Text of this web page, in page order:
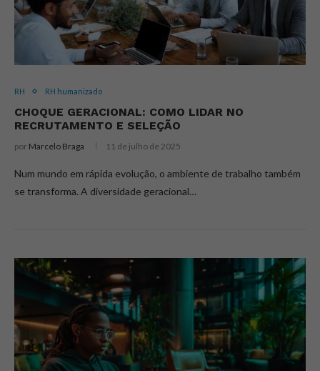
RH RH humanizado
CHOQUE GERACIONAL: COMO LIDAR NO
RECRUTAMENTO E SELEÇÃO
por Marcelo Braga 11 de julho de 2025
Num mundo em rápida evolução, o ambiente de trabalho também
se transforma. A diversidade geracional…